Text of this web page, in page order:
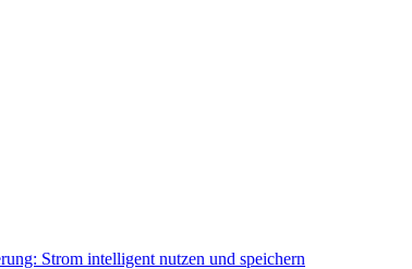
Strom intelligent nutzen und speichern